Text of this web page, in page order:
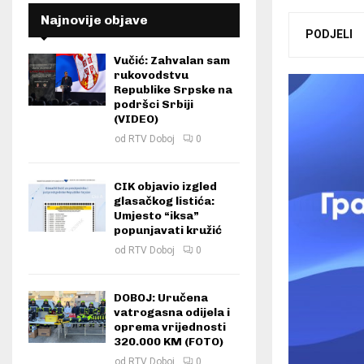
PODJELI
Najnovije objave
Vučić: Zahvalan sam
rukovodstvu
Republike Srpske na
podršci Srbiji
(VIDEO)
od RTV Doboj 0
CIK objavio izgled
glasačkog listića:
Umjesto “iksa”
popunjavati kružić
od RTV Doboj 0
DOBOJ: Uručena
vatrogasna odijela i
oprema vrijednosti
320.000 KM (FOTO)